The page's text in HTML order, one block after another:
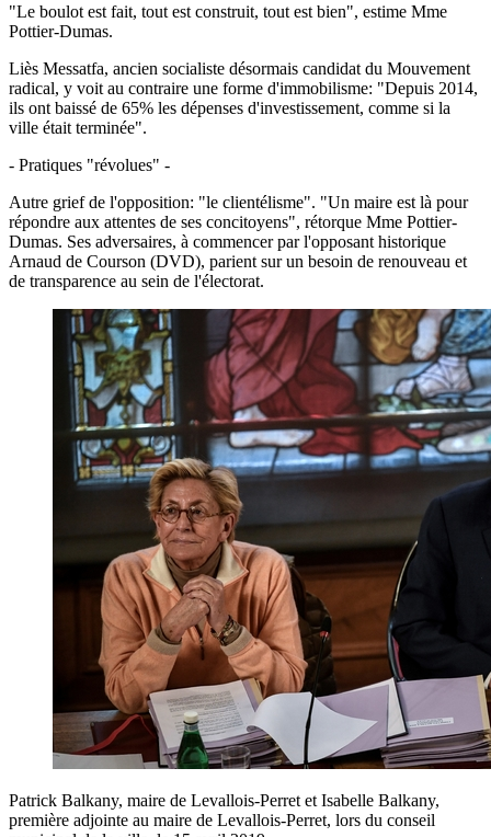
"Le boulot est fait, tout est construit, tout est bien", estime Mme
Pottier-Dumas.
Liès Messatfa, ancien socialiste désormais candidat du Mouvement
radical, y voit au contraire une forme d'immobilisme: "Depuis 2014,
ils ont baissé de 65% les dépenses d'investissement, comme si la
ville était terminée".
- Pratiques "révolues" -
Autre grief de l'opposition: "le clientélisme". "Un maire est là pour
répondre aux attentes de ses concitoyens", rétorque Mme Pottier-
Dumas. Ses adversaires, à commencer par l'opposant historique
Arnaud de Courson (DVD), parient sur un besoin de renouveau et
de transparence au sein de l'électorat.
Patrick Balkany, maire de Levallois-Perret et Isabelle Balkany,
première adjointe au maire de Levallois-Perret, lors du conseil